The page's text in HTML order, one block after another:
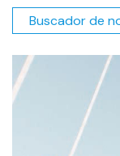
Buscador de